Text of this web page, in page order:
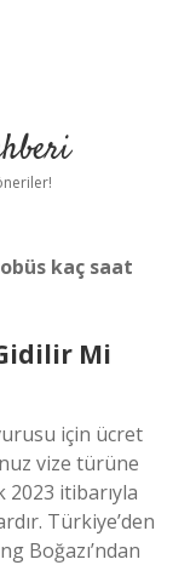
kaç saat
Mi
için ücret
vize türüne
2023 itibarıyla
Türkiye’den
Boğazı’ndan